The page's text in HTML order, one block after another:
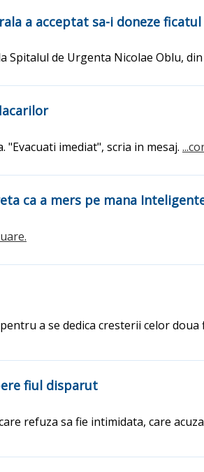
a acceptat sa-i doneze ficatul
Spitalul de Urgenta Nicolae Oblu, din
imediat", scria in mesaj.
ca a mers pe mana
a se dedica cresterii celor doua
fiul disparut
refuza sa fie intimidata, care